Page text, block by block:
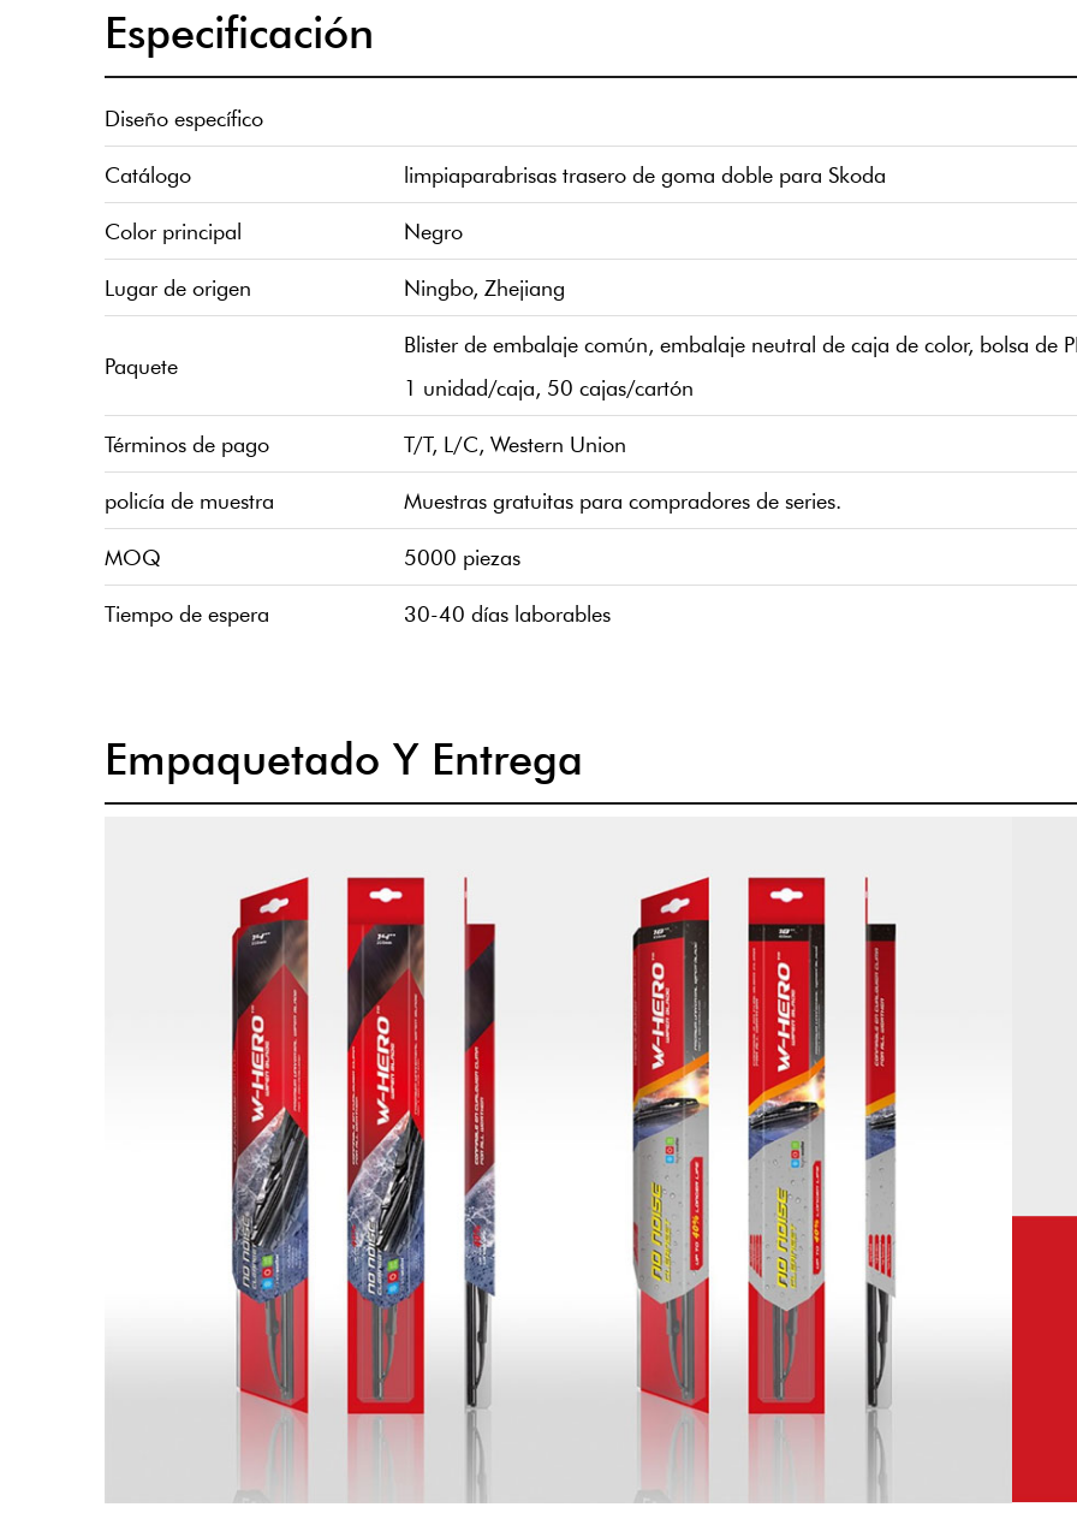
Especificación
Diseño específico
Catálogo
limpiaparabrisas trasero de goma doble para Skoda
Color principal
Negro
Lugar de origen
Ningbo, Zhejiang
Paquete
Blister de embalaje común, embalaje neutral de caja de color, bolsa de
1 unidad/caja, 50 cajas/cartón
Términos de pago
T/T, L/C, Western Union
policía de muestra
Muestras gratuitas para compradores de series.
MOQ
5000 piezas
Tiempo de espera
30-40 días laborables
Empaquetado Y Entrega